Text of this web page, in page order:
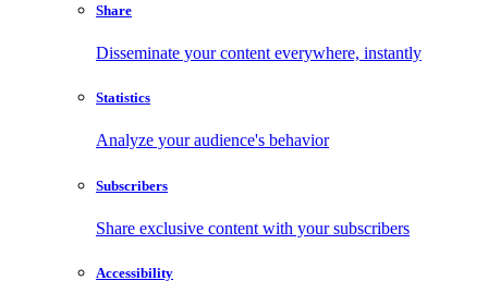
Share
Disseminate your content everywhere, instantly
Statistics
Analyze your audience's behavior
Subscribers
Share exclusive content with your subscribers
Accessibility